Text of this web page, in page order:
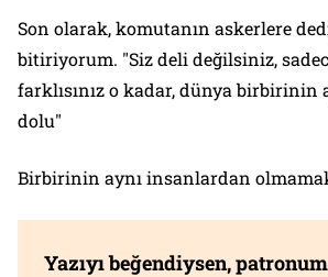
Son olarak, komutanın askerlere
bitiriyorum. "Siz deli değilsiniz,
farklısınız o kadar, dünya birbirinin
dolu"
Birbirinin aynı insanlardan
Yazıyı beğendiysen,